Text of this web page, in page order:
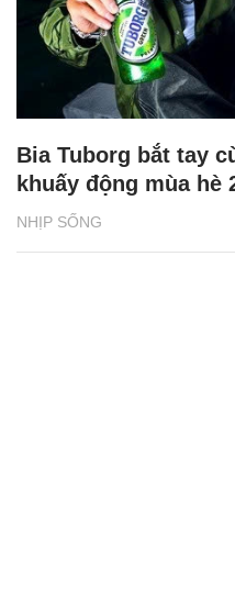
NHỊP SỐNG
Bia Tuborg bắt tay
khuấy động mùa hè